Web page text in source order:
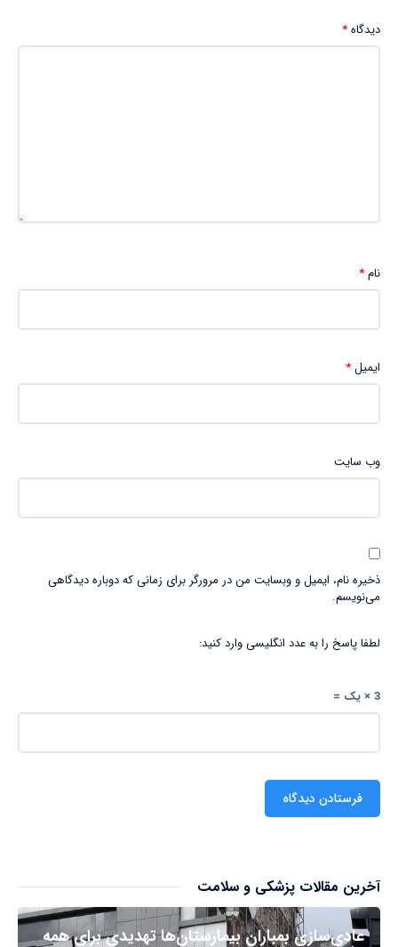
دیدگاه*
نام*
ایمیل*
وب‌ سایت
ذخیره نام، ایمیل و وبسایت من در مرورگر برای زمانی که دوباره دیدگاهی
می‌نویسم.
لطفا پاسخ را به عدد انگلیسی وارد کنید:
3 × یک =
آخرین مقالات پزشکی و سلامت
عادی‌سازی بمباران بیمارستان‌ها تهدیدی برای همه